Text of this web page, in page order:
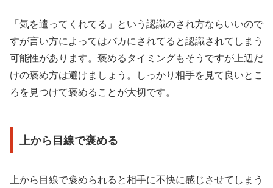
「気を遣ってくれてる」という認識のされ方ならいいので
すが言い方によってはバカにされてると認識されてしまう
可能性があります。褒めるタイミングもそうですが上辺だ
けの褒め方は避けましょう。しっかり相手を見て良いとこ
ろを見つけて褒めることが大切です。
上から目線で褒める
上から目線で褒められると相手に不快に感じさせてしまう